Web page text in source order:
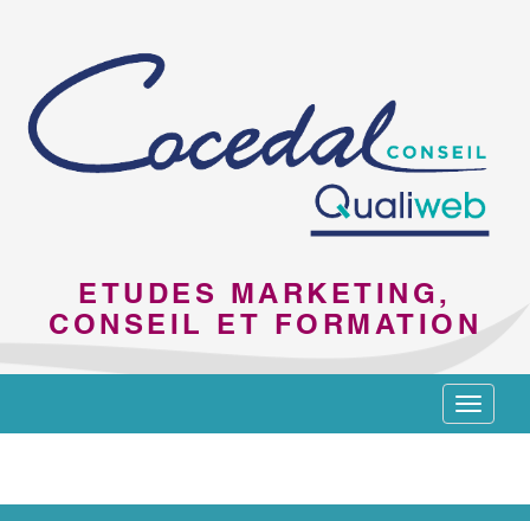
ETUDES MARKETING,
CONSEIL ET FORMATION
Toggle